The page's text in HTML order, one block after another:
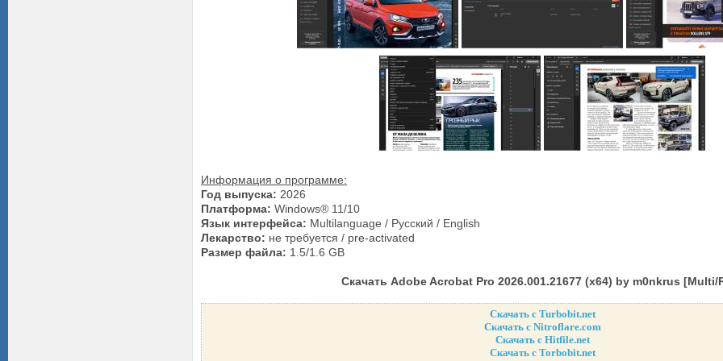
Информация о программе:
Год выпуска: 2026
Платформа: Windows® 11/10
Язык интерфейса: Multilanguage / Русский / English
Лекарство: не требуется / pre-activated
Размер файла: 1.5/1.6 GB
Скачать Adobe Acrobat Pro 2026.001.21677 (x64) by m0nkrus [Multi/
Скачать с Turbobit.net
Скачать с Nitroflare.com
Скачать с Hitfile.net
Скачать с Torbobit.net